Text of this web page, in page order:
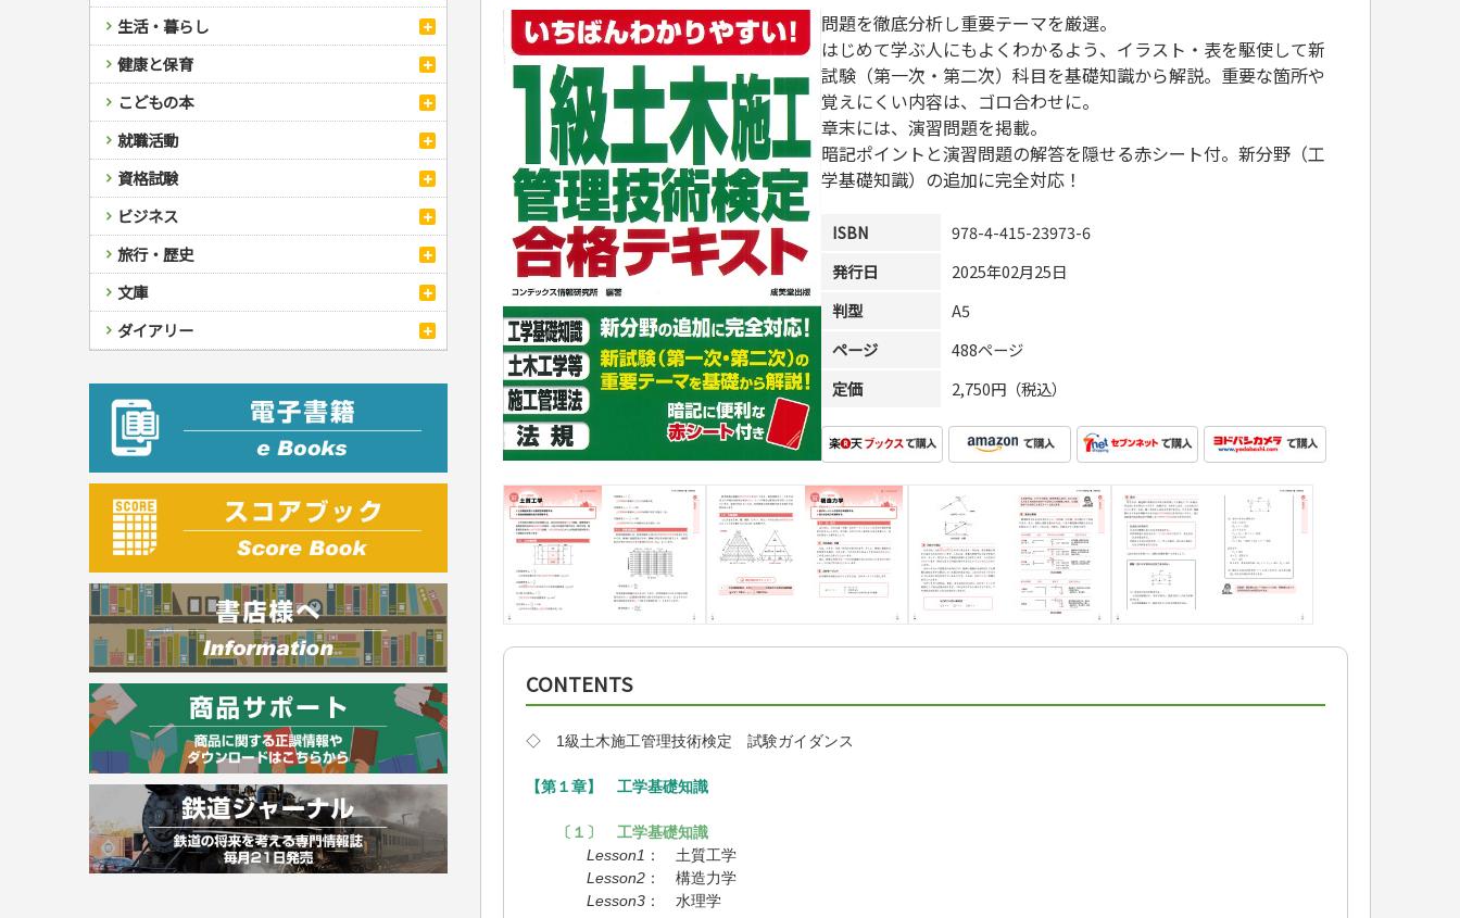
スポーツ
スポーツルール
野球
ゴルフ
トレーニング
ジュニアスポーツ
その他スポーツ
自然・アウトドア・ペット
アウトドア
犬・猫
ペット・飼育
園芸・野菜づくり
雑学
娯楽・ゲーム・占い
ナンプレ
囲碁・将棋・麻雀
ゲーム・マジック
家相・風水・占い
カルチャー・芸術・趣味
鉄道・車・自転車
音楽・楽器
趣味・鑑賞・カメラ
絵画・デッサン
俳句・詩・ことば
辞典・語学
辞典
語学・旅行会話
運転免許
原付・二輪
普通免許
その他免許
生活・暮らし
料理
料理・レシピ
おもてなし・ごちそう料理
各国料理
お弁当
健康メニュー・ダイエット
調理器具クッキング
お菓子・ケーキ・パン
飲み物・お酒
手芸・クラフト
編み物
ソーイング
クラフト
住まい・インテリア・暮らし
インテリア・ハウジング
収納・掃除・暮らし
美容・ファッション
ダイエット・エクササイズ
メイク・ネイル・ヘア
着物・着つけ
冠婚葬祭・手紙・ペン字
冠婚葬祭・スピーチ・マナー
手紙・ペン字
妊娠・出産・育児
妊娠・出産・育児
離乳食・幼児食・こどもレシピ
健康と保育
家庭医学・健康
ツボ・マッサージ
家庭医学・病気
健康知識
栄養事典
生活習慣病
看護・介護
看護一般
介護一般
保育・教育
パネルシアター
指導マニュアル
こどもの本
児童一般
おりがみ・あやとり
なぞなぞ・ゲーム
占い・心理ゲーム
のりもの・ずかん
読み物・絵本
音と光のでる絵本
学参・ドリル
夏休みドリル
総復習ドリル
学習・地図
自由研究・読書感想文
えんぴつちょう
就職活動
就職活動
就職試験
公務員試験
資格試験
検定試験・資格試験
英語検定・TOEIC
漢字検定・数学検定
簿記検定
ケアマネジャー
介護・社会福祉士
司法書士・社労士
行政書士・宅建
FP
衛生管理・運行管理
建築・土木
電気・危険物
調理師
スキル・キャリアアップ
危険物取扱者
消防設備士
登録販売者
その他資格試験
ビジネス
経営・経済・法律
マネー・株・資産
簿記・経理・税金・保険
その他ビジネス
自己啓発
ビジネス読み物
旅行・歴史
国内・海外旅行
国外旅行
国内旅行
散歩・グルメ
地理・歴史
地理・地図
歴史
文庫
文庫
成美文庫
ダイアリー
プラチナダイアリー プレステージ
問題を徹底分析し重要テーマを厳選。
はじめて学ぶ人にもよくわかるよう、イラスト・表を駆使して新
試験（第一次・第二次）科目を基礎知識から解説。重要な箇所や
覚えにくい内容は、ゴロ合わせに。
章末には、演習問題を掲載。
暗記ポイントと演習問題の解答を隠せる赤シート付。新分野（工
学基礎知識）の追加に完全対応！
ISBN
978-4-415-23973-6
発行日
2025年02月25日
判型
A5
ページ
488ページ
定価
2,750円（税込）
CONTENTS
◇ 1級土木施工管理技術検定 試験ガイダンス
【第１章】 工学基礎知識
〔１〕 工学基礎知識
Lesson1 ： 土質工学
Lesson2 ： 構造力学
Lesson3 ： 水理学